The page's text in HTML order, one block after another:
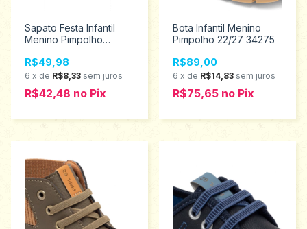
Sapato Festa Infantil
Menino Pimpolho
30797
R$49,98
6 x de R$8,33 sem juros
R$42,48 no Pix
Bota Infantil Menino
Pimpolho 22/27 34275
R$89,00
6 x de R$14,83 sem juros
R$75,65 no Pix